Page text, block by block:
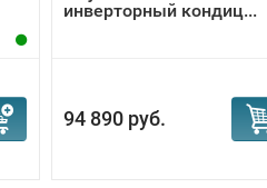
инверторный кондиц...
94 890 руб.